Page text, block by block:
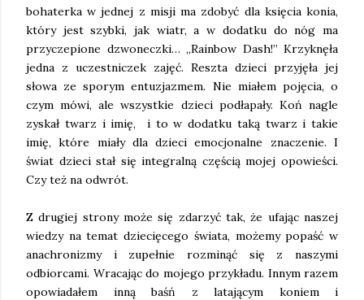
bohaterka w jednej z misji ma zdobyć dla księcia konia,
który jest szybki, jak wiatr, a w dodatku do nóg ma
przyczepione dzwoneczki… „Rainbow Dash!” Krzyknęła
jedna z uczestniczek zajęć. Reszta dzieci przyjęła jej
słowa ze sporym entuzjazmem. Nie miałem pojęcia, o
czym mówi, ale wszystkie dzieci podłapały. Koń nagle
zyskał twarz i imię, i to w dodatku taką twarz i takie
imię, które miały dla dzieci emocjonalne znaczenie. I
świat dzieci stał się integralną częścią mojej opowieści.
Czy też na odwrót.
Z drugiej strony może się zdarzyć tak, że ufając naszej
wiedzy na temat dziecięcego świata, możemy popaść w
anachronizmy i zupełnie rozminąć się z naszymi
odbiorcami. Wracając do mojego przykładu. Innym razem
opowiadałem inną baśń z latającym koniem i